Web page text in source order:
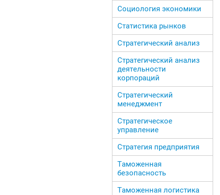
Социология экономики
Статистика рынков
Стратегический анализ
Стратегический анализ
деятельности
корпораций
Стратегический
менеджмент
Стратегическое
управление
Стратегия предприятия
Таможенная
безопасность
Таможенная логистика